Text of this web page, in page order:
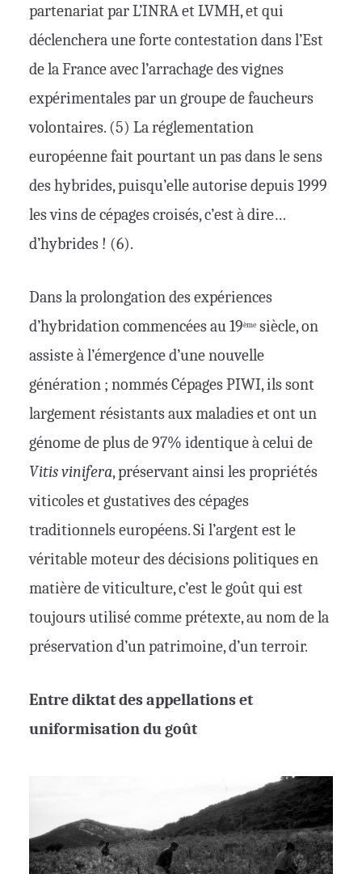
partenariat par L’INRA et LVMH, et qui
déclenchera une forte contestation dans l’Est
de la France avec l’arrachage des vignes
expérimentales par un groupe de faucheurs
volontaires. (5) La réglementation
européenne fait pourtant un pas dans le sens
des hybrides, puisqu’elle autorise depuis 1999
les vins de cépages croisés, c’est à dire…
d’hybrides ! (6).
Dans la prolongation des expériences
d’hybridation commencées au 19ème siècle, on
assiste à l’émergence d’une nouvelle
génération ; nommés Cépages PIWI, ils sont
largement résistants aux maladies et ont un
génome de plus de 97% identique à celui de
Vitis vinifera, préservant ainsi les propriétés
viticoles et gustatives des cépages
traditionnels européens. Si l’argent est le
véritable moteur des décisions politiques en
matière de viticulture, c’est le goût qui est
toujours utilisé comme prétexte, au nom de la
préservation d’un patrimoine, d’un terroir.
Entre diktat des appellations et
uniformisation du goût